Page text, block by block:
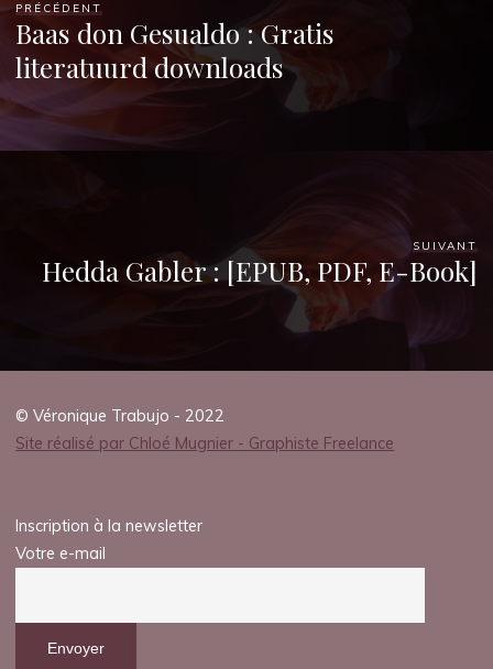
PRÉCÉDENT
Baas don Gesualdo : Gratis
literatuurd downloads
SUIVANT
Hedda Gabler : [EPUB, PDF, E-Book]
© Véronique Trabujo - 2022
Site réalisé par Chloé Mugnier - Graphiste Freelance
Inscription à la newsletter
Votre e-mail